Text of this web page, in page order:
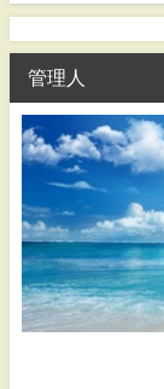
管理人